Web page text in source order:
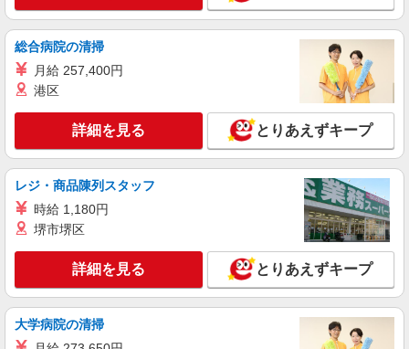
紹介予定派遣
株式会社シエロ
【UQモバイル】の携帯販売スタッフ
時給1400円〜1500円（経験・能力による） ※
残業代支給 ★交通費別途支給（規定あり） ゜
+゜・。○。・゜+゜・。○。・゜+゜ 入社祝い金10
万円支給(規定有) お友達を紹介頂くと, インセンテ
ィブ支給(規定有) ★月2回払い・週払い可能（規程
有）★ ゜・。○。・゜+゜・。○。・゜+゜
長野県長野市の商業施設
キープ 詳細を見る
派遣社員
株式会社シエロ
【docomo】人気機種に詳しくなれる携帯販売
時給1500円〜 ※残業代支給 ★交通費別途支給
（規定あり） ゜+゜・。○。・゜+゜・。○。・゜
+゜ 入社祝い金10万円支給(規定有) お友達を紹介
い・週払い可能（規程有）★ ゜・。○。・゜
総合病院の清掃
月給 257,400円
港区
詳細を見る とりあえずキープ
レジ・商品陳列スタッフ
時給 1,180円
堺市堺区
詳細を見る とりあえずキープ
大学病院の清掃